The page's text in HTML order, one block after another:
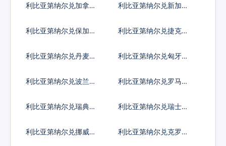
利比亚第纳尔兑加拿大
利比亚第纳尔兑新加坡
利比亚第纳尔兑保加利
利比亚第纳尔兑捷克货
利比亚第纳尔兑丹麦克
利比亚第纳尔兑匈牙利
利比亚第纳尔兑波兰兹
利比亚第纳尔兑罗马尼
利比亚第纳尔兑瑞典克
利比亚第纳尔兑瑞士法
利比亚第纳尔兑挪威克
利比亚第纳尔兑克罗地